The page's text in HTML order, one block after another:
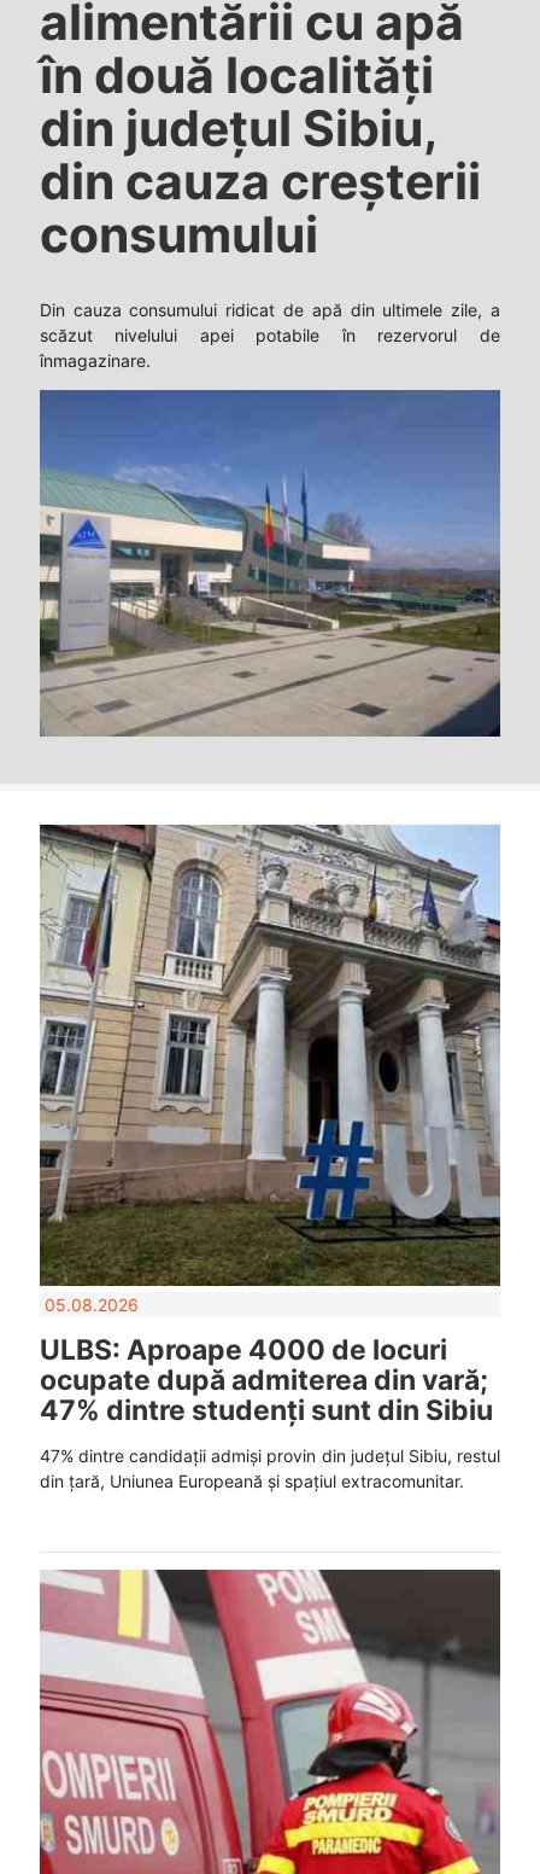
alimentării cu apă
în două localități
din județul Sibiu,
din cauza creșterii
consumului
Din cauza consumului ridicat de apă din ultimele zile, a
scăzut nivelului apei potabile în rezervorul de
înmagazinare.
05.08.2026
ULBS: Aproape 4000 de locuri
ocupate după admiterea din vară;
47% dintre studenți sunt din Sibiu
47% dintre candidații admiși provin din județul Sibiu, restul
din țară, Uniunea Europeană și spațiul extracomunitar.